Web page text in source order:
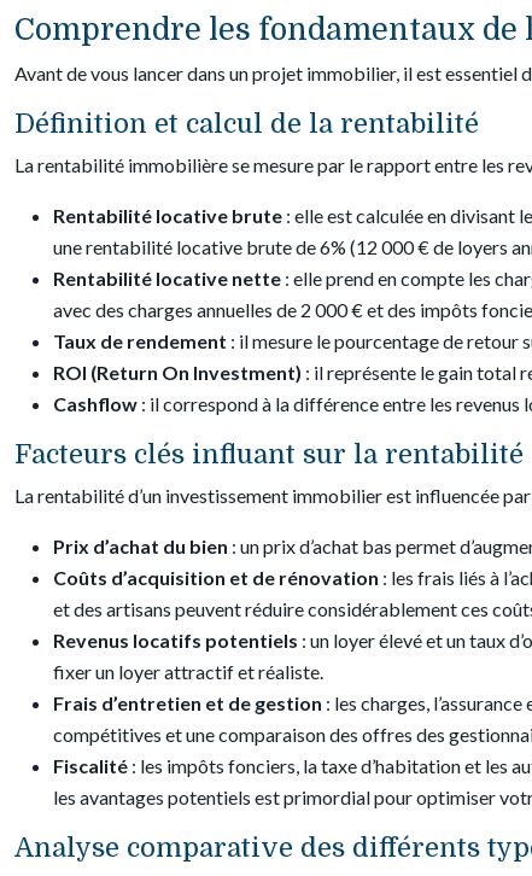
Comprendre les fondamentaux
Avant de vous lancer dans un projet immobilier, il est
Définition et calcul de la rentabilité
La rentabilité immobilière se mesure par le rapport entre les
Rentabilité locative brute : elle est calculée en divisant
une rentabilité locative brute de 6% (12 000 € de loyers
Rentabilité locative nette : elle prend en compte les
avec des charges annuelles de 2 000 € et des impôts
Taux de rendement : il mesure le pourcentage de retour
ROI (Return On Investment) : il représente le gain total
Cashflow : il correspond à la différence entre les
Facteurs clés influant sur la rentabilité
La rentabilité d’un investissement immobilier est influencée
Prix d’achat du bien : un prix d’achat bas permet
Coûts d’acquisition et de rénovation : les frais liés à
et des artisans peuvent réduire considérablement ces
Revenus locatifs potentiels : un loyer élevé et un taux
fixer un loyer attractif et réaliste.
Frais d’entretien et de gestion : les charges,
compétitives et une comparaison des offres des
Fiscalité : les impôts fonciers, la taxe d’habitation et les
les avantages potentiels est primordial pour optimiser
Analyse comparative des différents